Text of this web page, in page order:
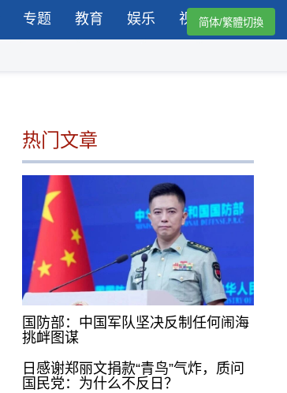
专题 教育 娱乐 视频简体/繁體切換
热门文章
国防部：中国军队坚决反制任何闹海
挑衅图谋
日感谢郑丽文捐款“青鸟”气炸，质问
国民党：为什么不反日？